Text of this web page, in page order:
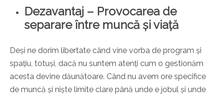
Dezavantaj – Provocarea de
separare între muncă și viață
Deși ne dorim libertate când vine vorba de program și
spațiu, totuși, dacă nu suntem atenți cum o gestionăm
acesta devine dăunătoare. Când nu avem ore specifice
de muncă și niște limite clare până unde e jobul și unde